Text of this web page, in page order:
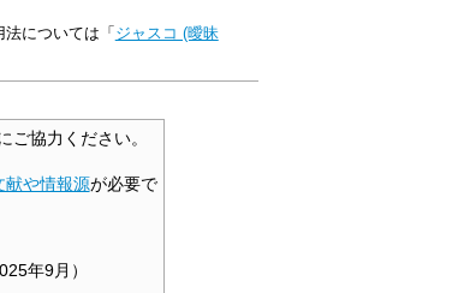
については「 ジャスコ (曖昧
ご協力ください。
献や情報源が必要で
年9月 ）